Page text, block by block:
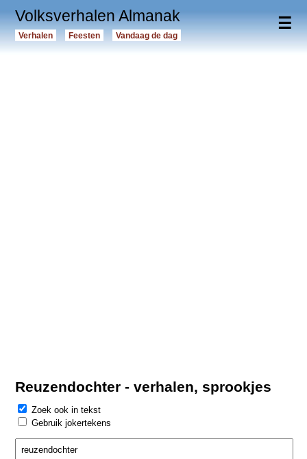
☰
Volksverhalen Almanak
Verhalen Feesten Vandaag de dag
Reuzendochter - verhalen, sprookjes
Zoek ook in tekst
Gebruik jokertekens